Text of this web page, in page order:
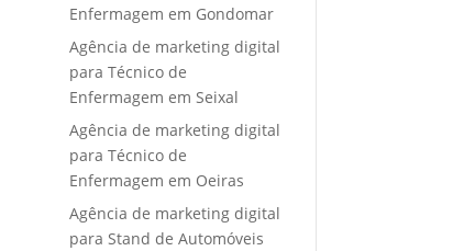
Enfermagem em Gondomar
Agência de marketing digital
para Técnico de
Enfermagem em Seixal
Agência de marketing digital
para Técnico de
Enfermagem em Oeiras
Agência de marketing digital
para Stand de Automóveis